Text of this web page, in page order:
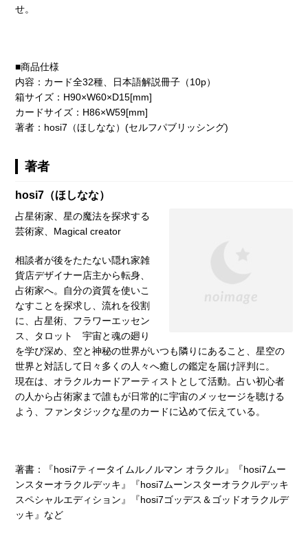
せ。
■商品仕様
内容：カード全32種、日本語解説冊子（10p）
箱サイズ：H90×W60×D15[mm]
カードサイズ：H86×W59[mm]
著者：hosi7（ほしなな）(セルフパブリッシング)
著者
hosi7（ほしなな）
占星術家、星の魔法を探求する
芸術家、Magical creator
相談者が後をたたない隠れ家雑
貨店デザイナー店主から転身、
占術家へ。自分の資質を使いこ
なすことを探求し、流れを役割
に、占星術、フラワーエッセン
ス、タロット 宇宙と魂の廻り
を学び深め、空と神秘の世界がいつも隣りにあること、星空の
世界と対話して日々多くの人々へ癒しの鑑定を届け評判に。
現在は、オラクルカードアーティストとして活動。占い初心者
の人から占術家まで誰もが日常的に宇宙のメッセージを聴ける
よう、ファンタジックな星のカードに込めて伝えている。
著書：『hosi7ティータイムルノルマン オラクル』『hosi7ムー
ンスターオラクルデッキ』『hosi7ムーンスターオラクルデッキ
スペシャルエディション』『hosi7ゴッデス＆ゴッドオラクルデ
ッキ』など